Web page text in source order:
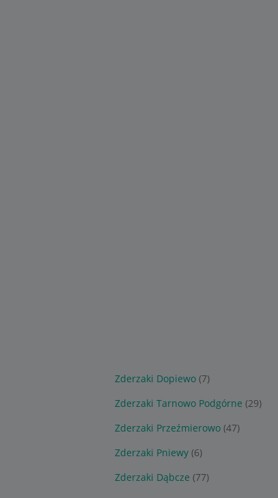
Zderzaki Dopiewo (7)
Zderzaki Tarnowo Podgórne (29)
Zderzaki Przeźmierowo (47)
Zderzaki Pniewy (6)
Zderzaki Dąbcze (77)